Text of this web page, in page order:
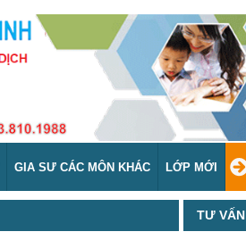
GIA SƯ CÁC MÔN KHÁC LỚP MỚI
TƯ